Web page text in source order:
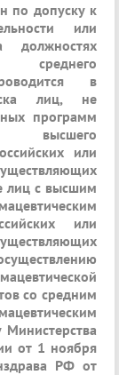
по допуску к
или
должностях
среднего
в
лиц, не
программ
высшего
или
лиц с высшим
или
со средним
от 1 ноября
РФ от